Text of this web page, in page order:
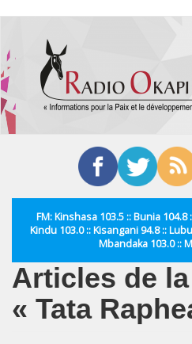
contenu
principal
FM: Kinshasa 103.5 :: Bunia 104.8
Kindu 103.0 :: Kisangani 94.8 ::
Mbandaka 103.0 ::
Articles de
« Tata